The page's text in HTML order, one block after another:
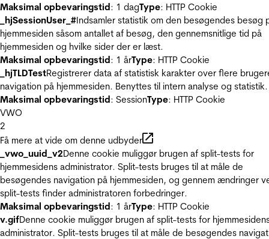
Maksimal opbevaringstid: 1 dagType: HTTP Cookie
_hjSessionUser_#Indsamler statistik om den besøgendes besøg
hjemmesiden såsom antallet af besøg, den gennemsnitlige tid på
hjemmesiden og hvilke sider der er læst.
Maksimal opbevaringstid: 1 årType: HTTP Cookie
_hjTLDTestRegistrerer data af statistisk karakter over flere
navigation på hjemmesiden. Benyttes til intern analyse og statistik.
Maksimal opbevaringstid: SessionType: HTTP Cookie
VWO
2
Få mere at vide om denne udbyder
_vwo_uuid_v2Denne cookie muliggør brugen af split-tests for
hjemmesidens administrator. Split-tests bruges til at måle de
besøgendes navigation på hjemmesiden, og gennem ændringer
split-tests finder administratoren forbedringer.
Maksimal opbevaringstid: 1 årType: HTTP Cookie
v.gifDenne cookie muliggør brugen af split-tests for
administrator. Split-tests bruges til at måle de besøgendes